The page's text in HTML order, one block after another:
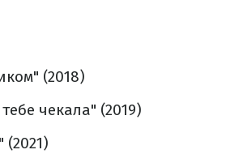
(2018)
чекала" (2019)